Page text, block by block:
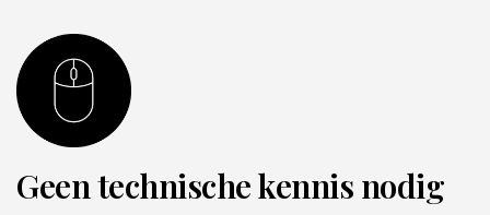
Geen technische kennis nodig